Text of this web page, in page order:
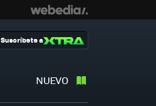
NUEVO
Suscríbete a